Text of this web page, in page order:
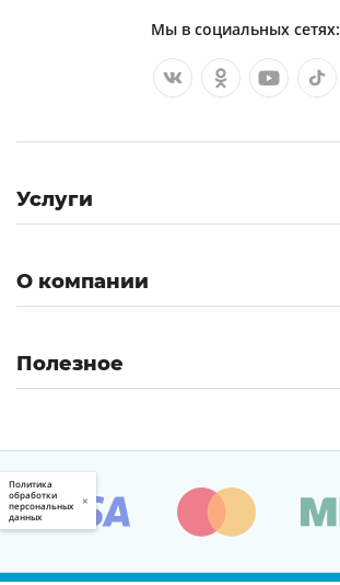
Мы в социальных сетях:
Услуги
О компании
Полезное
Политика
обработки
персональных
данных
×